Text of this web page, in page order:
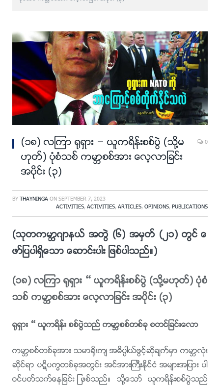
(၁၈) လၾကာ ႐ုရွား – ယူကရိန္းစစ္ပြဲ (သို႔မ
ဟုတ္) ပုံစံသစ္ ကမာၻစစ္အား ေလ့လာျခင္း
အပိုင္း (၃)
0
BY THAYNINGA ON SEPTEMBER 7, 2023
ACTIVITIES, ACTIVITIES, ARTICLES, OPINIONS, PUBLICATIONS
(သုတကမာၻဂ်ာနယ္ အတြဲ (၆) အမွတ္ (၂၁) တြင္ ေ
ဖာ္ျပပါရွိေသာ ေဆာင္းပါး ျဖစ္ပါသည္။)
(၁၈) လၾကာ ႐ုရွား – ယူကရိန္းစစ္ပြဲ (သို႔မဟုတ္) ပုံစံ
သစ္ ကမာၻစစ္အား ေလ့လာျခင္း အပိုင္း (၃)
႐ုရွား – ယူကရိန္း စစ္ပြဲသည္ ကမာၻစစ္တစ္ခု စတင္ျခင္းေလာ
ကမာၻစစ္တစ္ခုအား သမာ႐ိုးက် အဓိပၸါယ္ဖြင့္ဆိုခ်က္မွာ ကမာၻလုံး
ဆိုင္ရာ ပဋိပကၡတစ္ခုအတြင္း အင္အားႀကီးႏိုင္ငံ အမ်ားအျပား ပါ
ဝင္ပတ္သက္ေနျခင္း ျဖစ္သည္။ သို႔ေသာ္ ယူကရိန္းစစ္ပြဲသည္